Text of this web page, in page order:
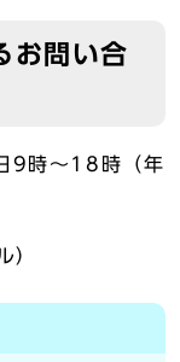
お問い合
9時～18時（年
）